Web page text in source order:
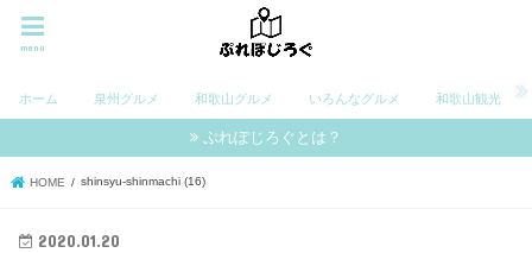
menu
ホーム 泉州グルメ 和歌山グルメ いろんなグルメ 和歌山観光
ぷれぽじろぐとは？
HOME shinsyu-shinmachi (16)
2020.01.20